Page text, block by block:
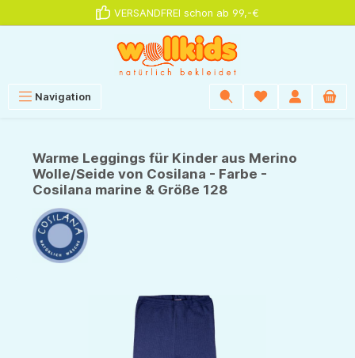
VERSANDFREI schon ab 99,-€
Navigation
Warme Leggings für Kinder aus Merino
Wolle/Seide von Cosilana - Farbe -
Cosilana marine & Größe 128
Bildergalerie überspringen